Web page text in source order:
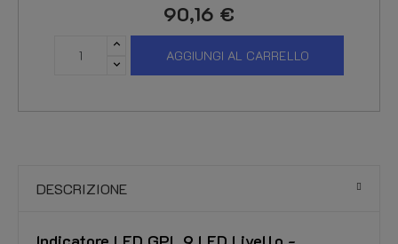
90,16 €
AGGIUNGI AL CARRELLO
DESCRIZIONE